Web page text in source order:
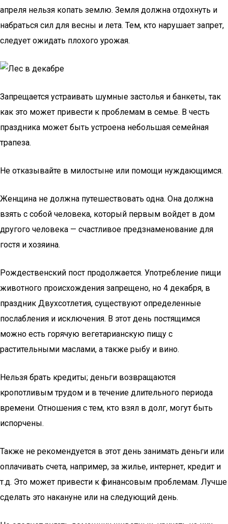
апреля нельзя копать землю. Земля должна отдохнуть и
набраться сил для весны и лета. Тем, кто нарушает запрет,
следует ожидать плохого урожая.
Запрещается устраивать шумные застолья и банкеты, так
как это может привести к проблемам в семье. В честь
праздника может быть устроена небольшая семейная
трапеза.
Не отказывайте в милостыне или помощи нуждающимся.
Женщина не должна путешествовать одна. Она должна
взять с собой человека, который первым войдет в дом
другого человека — счастливое предзнаменование для
гостя и хозяина.
Рождественский пост продолжается. Употребление пищи
животного происхождения запрещено, но 4 декабря, в
праздник Двухсотлетия, существуют определенные
послабления и исключения. В этот день постящимся
можно есть горячую вегетарианскую пищу с
растительными маслами, а также рыбу и вино.
Нельзя брать кредиты; деньги возвращаются
кропотливым трудом и в течение длительного периода
времени. Отношения с тем, кто взял в долг, могут быть
испорчены.
Также не рекомендуется в этот день занимать деньги или
оплачивать счета, например, за жилье, интернет, кредит и
т.д. Это может привести к финансовым проблемам. Лучше
сделать это накануне или на следующий день.